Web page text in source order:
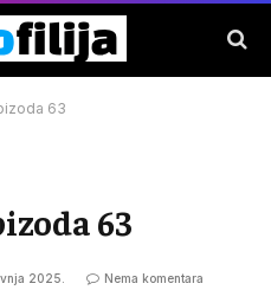
63
63
2025. Nema komentara